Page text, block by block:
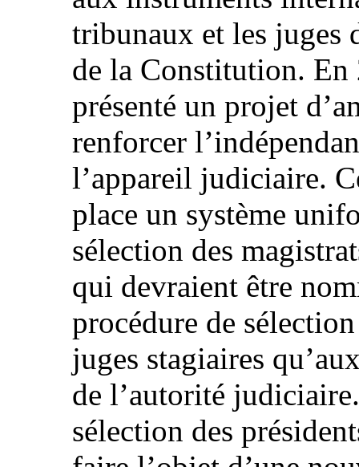
tribunaux et les juges
de la Constitution. En
présenté un projet
renforcer
l’appareil judiciaire.
place un système
sélection des
qui devraient être
procédure de
juges stagiaires
de l’autorité
sélection des